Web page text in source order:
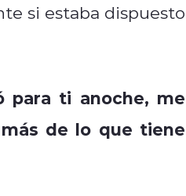
si estaba dispuesto
para ti anoche, me
de lo que tiene